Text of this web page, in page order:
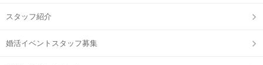
可能です）
QRコードは開始直前に、公式アプリの参加予定ページに表示♪
スタッフ紹介
婚活イベントスタッフ募集